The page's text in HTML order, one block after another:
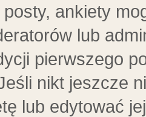
ankiety
lub
pierwszego
nikt jeszcze
lub edytować